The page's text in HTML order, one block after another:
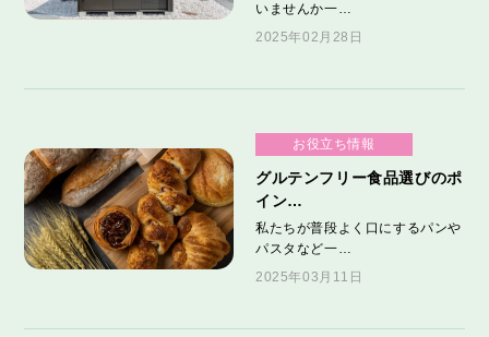
いませんか一…
2025年02月28日
お役立ち情報
グルテンフリー食品選びのポ
イン…
私たちが普段よく口にするパンや
パスタなど一…
2025年03月11日